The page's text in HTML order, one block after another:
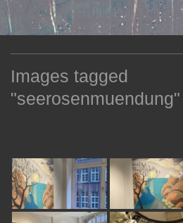
Skip to content
Images tagged
"seerosenmuendung"